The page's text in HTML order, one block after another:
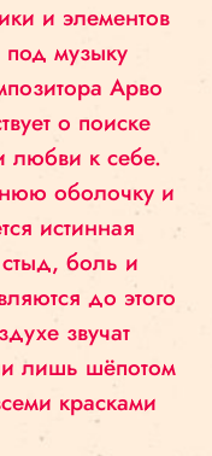
и элементов
под музыку
Арво
о поиске
любви к себе.
оболочку и
истинная
боль и
до этого
звучат
лишь шёпотом
красками